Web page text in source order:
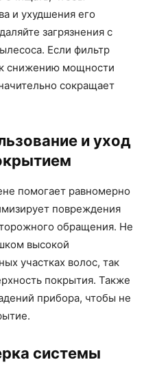
и ухудшения его
загрязнения с
Если фильтр
снижению мощности
сокращает
и уход
помогает равномерно
повреждения
обращения. Не
высокой
участках волос, так
покрытия. Также
прибора, чтобы не
системы